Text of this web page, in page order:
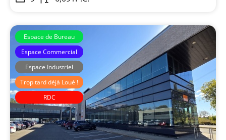
Espace de Bureau
Espace Commercial
Espace Industriel
Trop tard déjà Loué !
RDC
Immeubles Simard